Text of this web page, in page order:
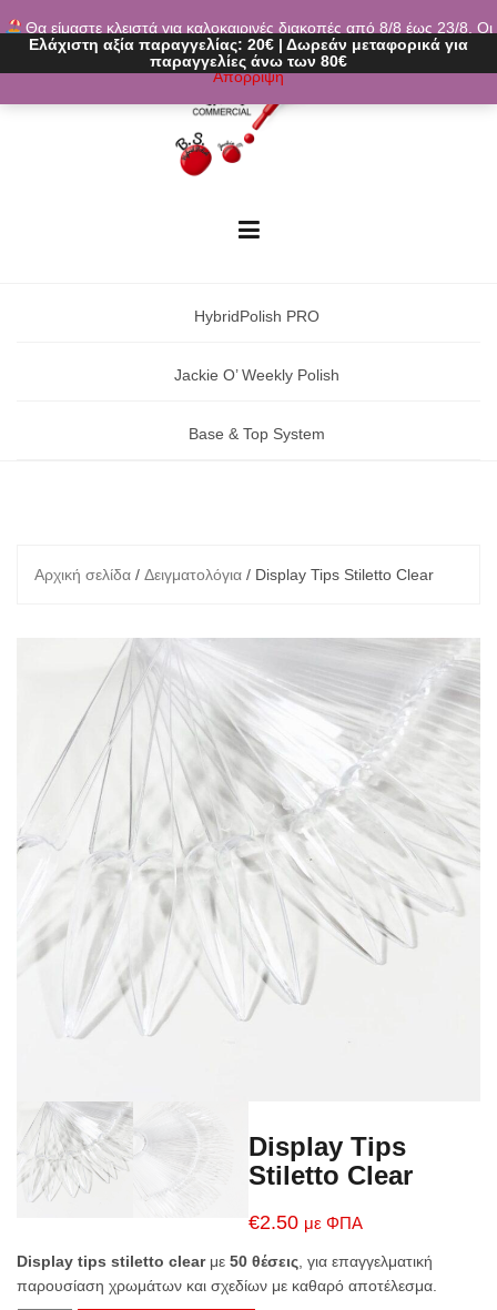
Θα είμαστε κλειστά για καλοκαιρινές διακοπές από 8/8 έως 23/8. Οι
παραγγελίες θα εκτελούνται ξανά από 24/8. Καλό καλοκαίρι!
Απόρριψη
to
Ελάχιστη αξία παραγγελίας: 20€ | Δωρεάν μεταφορικά για
παραγγελίες άνω των 80€
HybridPolish PRO
Jackie O’ Weekly Polish
Base & Top System
Αρχική σελίδα / Δειγματολόγια / Display Tips Stiletto Clear
Display Tips
Stiletto Clear
€2.50 με ΦΠΑ
Display tips stiletto clearμε 50 θέσεις , για επαγγελματική
παρουσίαση χρωμάτων και σχεδίων με καθαρό αποτέλεσμα.